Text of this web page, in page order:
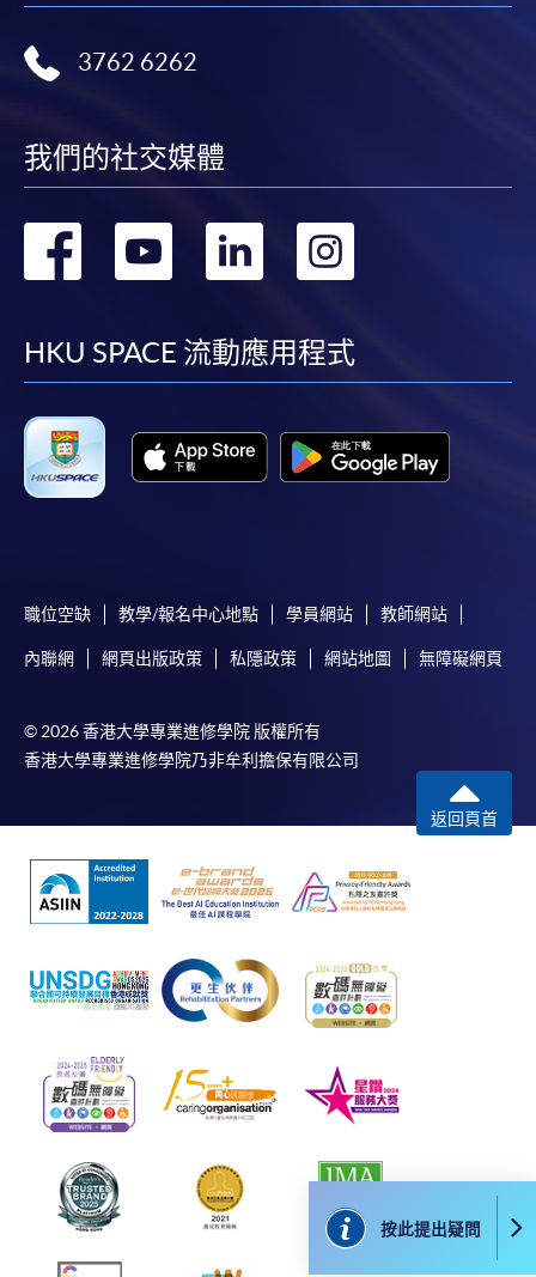
[下載報名表SF26
表可向報名中心或有關課程負責人索取。填妥申請
表格後，請連同報名費/學費以及所需證明文件親
報讀同一學歷頒授課程內其他單元
​學院為學歷頒授課程特設「註冊及學費通知」，適
用於一般學歷頒授課程。
課程負責人會為學員送上「註冊及學費通知」
(「通知」)，請填妥有關「通知」，並親往報名中
心或以郵遞方式，遞交「通知」及繳交所需費用。
人或報名中心。
選用網上報名服務必須在已接駁互聯網及支援
JavaScript程式瀏覽器的電腦上進行。建議選用
申請人不應閒置申請超過10分鐘。否則，申請人
必須重新開始整個申請程序。
網上報名只支援「提早報讀優惠」。如需享用其他
報讀優惠，請親臨學院的報名中心報名。
在網上報名過程中，由於提交課程申請和付款在系
統處理上為兩個不同的程序，成功付款並不保證成
功被獲取錄。任何不成功的申請，課程組職員將儘
快與 閣下聯絡。
申請人應注意，不論親身或網上報讀，相同的課
程/科目只可提交一次申請。
在網上報名過程中，付款成功後，網頁將顯示付款
確認。另外，確認電子郵件亦會發送到 閣下的電
子郵件帳戶。請保留確定回條作日後查詢用途。
除特殊情況(例如課程因報名人數不足而被取消)及
按此提出疑問
折
3762 6262
我們的社交媒體
轉
facebook
轉
youtube
轉
linkedin
HKU SPACE 流動應用程式
職位空缺 教學/報名中心地點 學員網站 教師網站
內聯網 網頁出版政策 私隱政策 網站地圖 無障礙網頁
© 2026 香港大學專業進修學院 版權所有
香港大學專業進修學院乃非牟利擔保有限公司
返回頁首